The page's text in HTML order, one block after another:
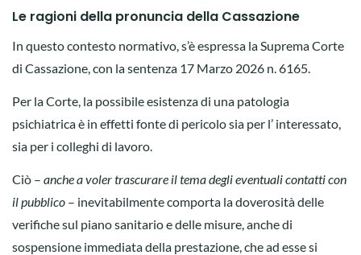
Le ragioni della pronuncia della Cassazione
In questo contesto normativo, s’è espressa la Suprema Corte
di Cassazione, con la sentenza 17 Marzo 2026 n. 6165.
Per la Corte, la possibile esistenza di una patologia
psichiatrica è in effetti fonte di pericolo sia per l’ interessato,
sia per i colleghi di lavoro.
Ciò – anche a voler trascurare il tema degli eventuali contatti con
il pubblico – inevitabilmente comporta la doverosità delle
verifiche sul piano sanitario e delle misure, anche di
sospensione immediata della prestazione, che ad esse si